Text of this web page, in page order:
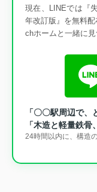
現在、LINEでは『
年改訂版』を無料
chホームと一緒に
「〇〇駅周辺で、
「木造と軽量鉄骨
24時間以内に、構造